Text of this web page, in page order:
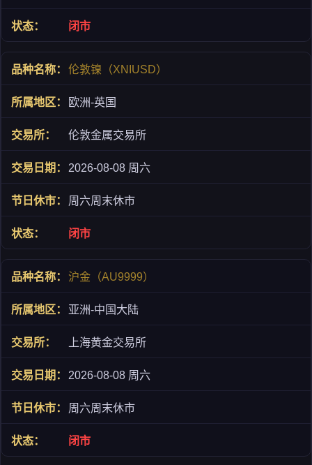
闭市
伦敦镍（XNIUSD）
欧洲-英国
伦敦金属交易所
2026-08-08 周六
周六周末休市
闭市
沪金（AU9999）
亚洲-中国大陆
上海黄金交易所
2026-08-08 周六
周六周末休市
闭市